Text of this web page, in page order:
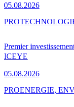
05.08.2026
Premier
ICEYE
05.08.2026
PRO
PROENERGIE,